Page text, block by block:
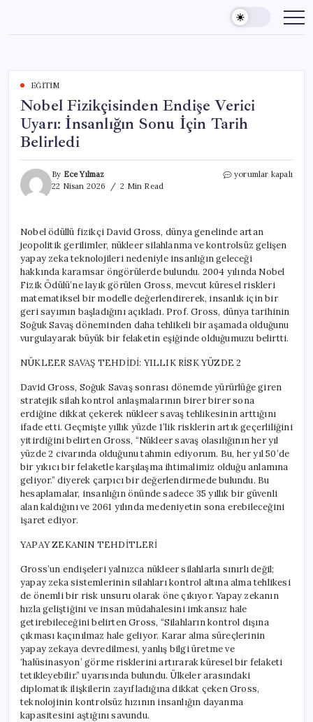
content
EĞITIM
Nobel Fizikçisinden Endişe Verici
Uyarı: İnsanlığın Sonu İçin Tarih
Belirledi
By Ece Yılmaz
22 Nisan 2026
2 Min Read
Nobel
İnsanlığın
Sonu
İçin
Tarih
Belirledi
için
yorumlar kapalı
Nobel ödüllü fizikçi David Gross, dünya genelinde artan
jeopolitik gerilimler, nükleer silahlanma ve kontrolsüz gelişen
yapay zeka teknolojileri nedeniyle insanlığın geleceği
hakkında karamsar öngörülerde bulundu. 2004 yılında Nobel
Fizik Ödülü’ne layık görülen Gross, mevcut küresel riskleri
matematiksel bir modelle değerlendirerek, insanlık için bir
geri sayımın başladığını açıkladı. Prof. Gross, dünya tarihinin
Soğuk Savaş döneminden daha tehlikeli bir aşamada olduğunu
vurgulayarak büyük bir felaketin eşiğinde olduğumuzu belirtti.
NÜKLEER SAVAŞ TEHDİDİ: YILLIK RİSK YÜZDE 2
David Gross, Soğuk Savaş sonrası dönemde yürürlüğe giren
stratejik silah kontrol anlaşmalarının birer birer sona
erdiğine dikkat çekerek nükleer savaş tehlikesinin arttığını
ifade etti. Geçmişte yıllık yüzde 1’lik risklerin artık geçerliliğini
yitirdiğini belirten Gross, “Nükleer savaş olasılığının her yıl
yüzde 2 civarında olduğunu tahmin ediyorum. Bu, her yıl 50’de
bir yıkıcı bir felaketle karşılaşma ihtimalimiz olduğu anlamına
geliyor.” diyerek çarpıcı bir değerlendirmede bulundu. Bu
hesaplamalar, insanlığın önünde sadece 35 yıllık bir güvenli
alan kaldığını ve 2061 yılında medeniyetin sona erebileceğini
işaret ediyor.
YAPAY ZEKANIN TEHDİTLERİ
Gross’un endişeleri yalnızca nükleer silahlarla sınırlı değil;
yapay zeka sistemlerinin silahları kontrol altına alma tehlikesi
de önemli bir risk unsuru olarak öne çıkıyor. Yapay zekanın
hızla geliştiğini ve insan müdahalesini imkansız hale
getirebileceğini belirten Gross, “Silahların kontrol dışına
çıkması kaçınılmaz hale geliyor. Karar alma süreçlerinin
yapay zekaya devredilmesi, yanlış bilgi üretme ve
‘halüsinasyon’ görme risklerini artırarak küresel bir felaketi
tetikleyebilir.” uyarısında bulundu. Ülkeler arasındaki
diplomatik ilişkilerin zayıfladığına dikkat çeken Gross,
teknolojinin kontrolsüz hızının insanlığın dayanma
kapasitesini aştığını savundu.